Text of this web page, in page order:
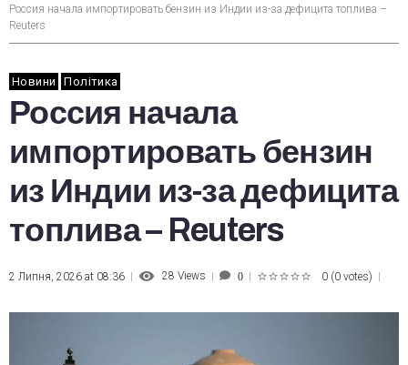
Россия начала импортировать бензин из Индии из-за дефицита топлива –
Reuters
Новини Політика
Россия начала
импортировать бензин
из Индии из-за дефицита
топлива – Reuters
2 Липня, 2026 at 08:36 28 Views 0 0 (0 votes)